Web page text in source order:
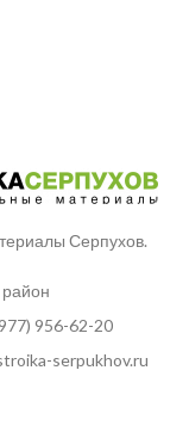
Серпухов.
956-62-20
serpukhov.ru